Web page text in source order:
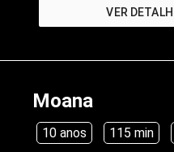
VER
Moana
10 anos 115 min